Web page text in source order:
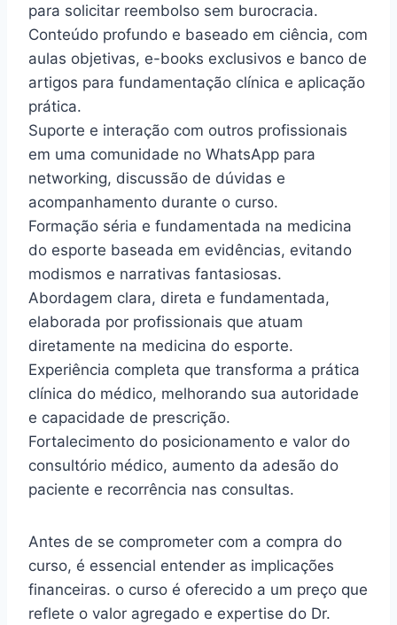
para solicitar reembolso sem burocracia.
Conteúdo profundo e baseado em ciência, com
aulas objetivas, e-books exclusivos e banco de
artigos para fundamentação clínica e aplicação
prática.
Suporte e interação com outros profissionais
em uma comunidade no WhatsApp para
networking, discussão de dúvidas e
acompanhamento durante o curso.
Formação séria e fundamentada na medicina
do esporte baseada em evidências, evitando
modismos e narrativas fantasiosas.
Abordagem clara, direta e fundamentada,
elaborada por profissionais que atuam
diretamente na medicina do esporte.
Experiência completa que transforma a prática
clínica do médico, melhorando sua autoridade
e capacidade de prescrição.
Fortalecimento do posicionamento e valor do
consultório médico, aumento da adesão do
paciente e recorrência nas consultas.
Antes de se comprometer com a compra do
curso, é essencial entender as implicações
financeiras. o curso é oferecido a um preço que
reflete o valor agregado e expertise do Dr.